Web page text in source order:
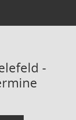
-